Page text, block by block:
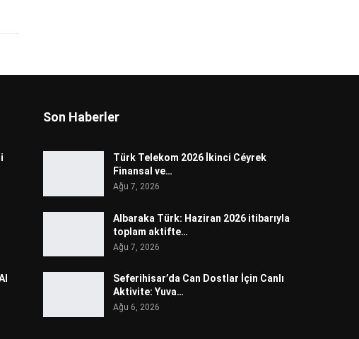
Son Haberler
Türk Telekom 2026 İkinci Céyrek
Finansal ve…
Ağu 7, 2026
Albaraka Türk: Haziran 2026 itibarıyla
toplam aktifte…
Ağu 7, 2026
Seferihisar’da Can Dostlar İçin Canlı
Aktivite: Yuva…
Ağu 6, 2026